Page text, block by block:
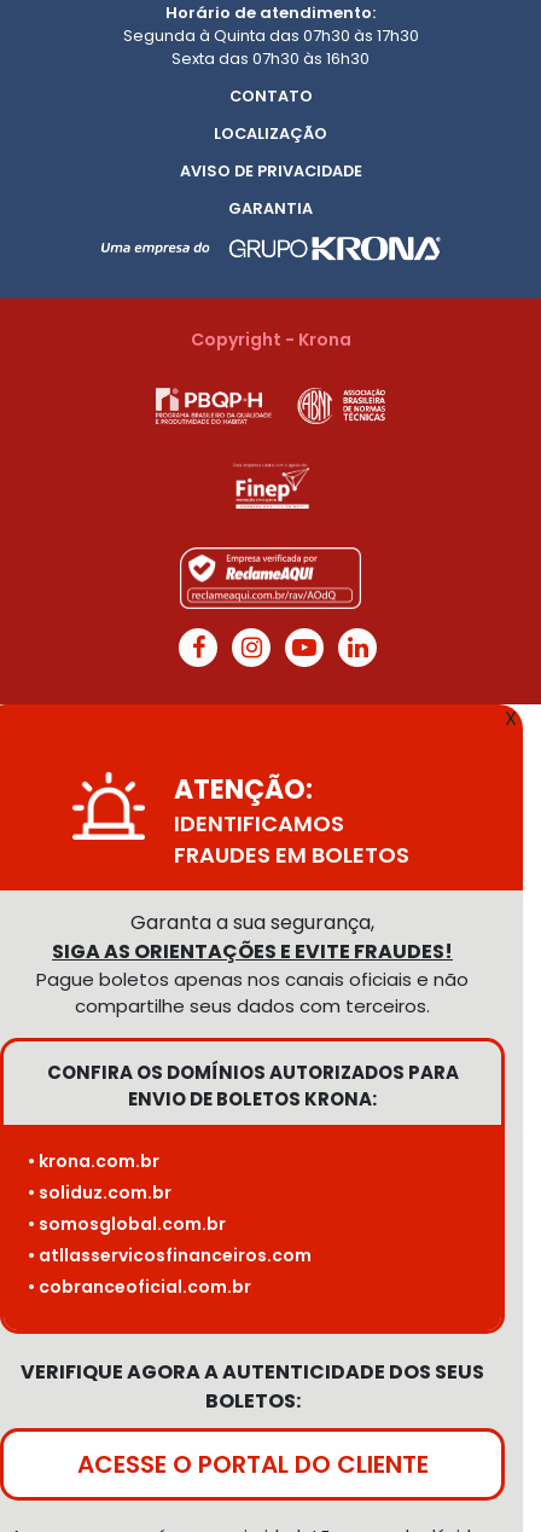
Horário de atendimento:
Segunda à Quinta das 07h30 às 17h30
Sexta das 07h30 às 16h30
CONTATO
LOCALIZAÇÃO
AVISO DE PRIVACIDADE
GARANTIA
Copyright - Krona
X
ATENÇÃO:
IDENTIFICAMOS
FRAUDES EM BOLETOS
Garanta a sua segurança,
SIGA AS ORIENTAÇÕES E EVITE FRAUDES!
Pague boletos apenas nos canais oficiais e não
compartilhe seus dados com terceiros.
CONFIRA OS DOMÍNIOS AUTORIZADOS PARA
ENVIO DE BOLETOS KRONA:
• krona.com.br
• soliduz.com.br
• somosglobal.com.br
• atllasservicosfinanceiros.com
• cobranceoficial.com.br
VERIFIQUE AGORA A AUTENTICIDADE DOS SEUS
BOLETOS:
ACESSE O PORTAL DO CLIENTE